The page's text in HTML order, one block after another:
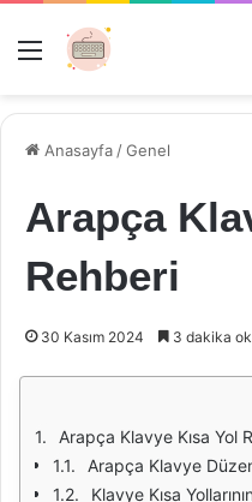
Menü
Anasayfa /Genel
Arapça
Rehberi
30 Kasım 2024 3 dakika
Arapça Klavye Kısa Yol
Arapça Klavye
Klavye Kısa